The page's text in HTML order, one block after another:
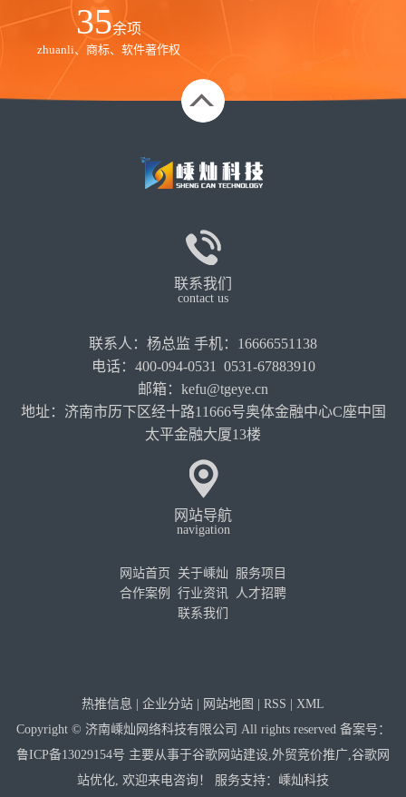
35余项
zhuanli、商标、软件著作权
联系我们
contact us
联系人：杨总监 手机：16666551138
电话：400-094-0531 0531-67883910
邮箱：kefu@tgeye.cn
地址：济南市历下区经十路11666号奥体金融中心C座中国
太平金融大厦13楼
网站导航
navigation
网站首页 关于嵊灿
服务项目
合作案例
行业资讯
人才招聘
联系我们
热推信息 | 企业分站 | 网站地图 | RSS | XML
Copyright © 济南嵊灿网络科技有限公司 All rights reserved 备案号：
鲁ICP备13029154号 主要从事于谷歌网站建设 外贸竞价推广 谷歌网
站优化 , 欢迎来电咨询！ 服务支持： 嵊灿科技